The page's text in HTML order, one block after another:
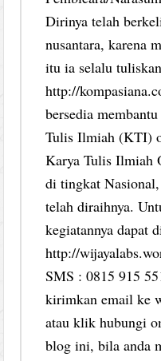
Dirinya telah
nusantara, karena
itu ia selalu
http://
bersedia
Tulis Ilmiah (KTI)
Karya Tulis Ilmiah
di tingkat
telah diraihnya.
kegiatannya dapat
http://
SMS : 0815 915
kirimkan email ke
atau klik hubungi
blog ini, bila anda